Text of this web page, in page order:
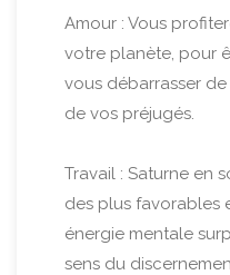
Amour : Vous
votre planète, pour
vous débarrasser de
de vos préjugés.
Travail : Saturne en
des plus favorables
énergie mentale
sens du